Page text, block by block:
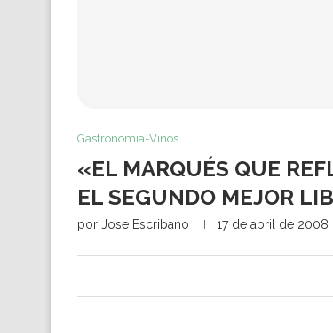
Gastronomia-Vinos
«EL MARQUÉS QUE
EL SEGUNDO MEJOR
por Jose Escribano 17 de abril de 2008